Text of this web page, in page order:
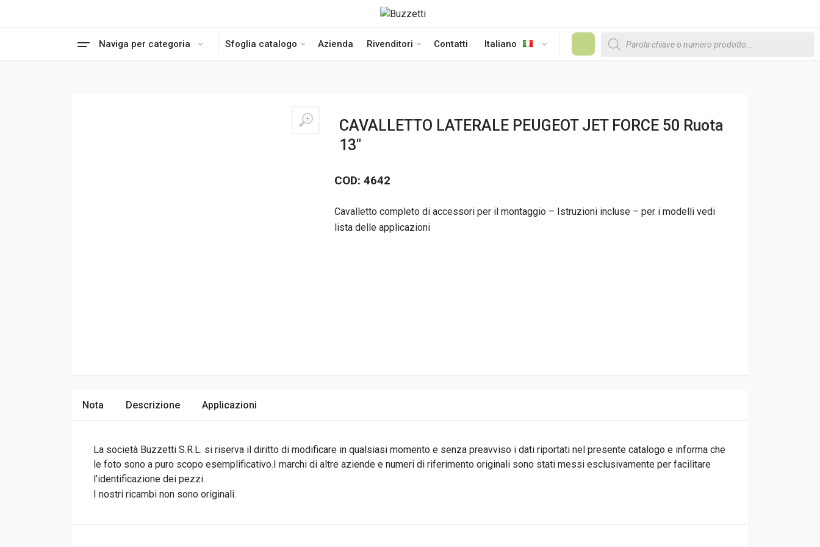
Naviga per categoria Sfoglia catalogo Azienda Rivenditori Contatti Italiano
Products search
CAVALLETTO LATERALE PEUGEOT JET FORCE 50 Ruota
13″
COD: 4642
Cavalletto completo di accessori per il montaggio – Istruzioni incluse – per i modelli vedi
lista delle applicazioni
Nota Descrizione Applicazioni
La società Buzzetti S.R.L. si riserva il diritto di modificare in qualsiasi momento e senza preavviso i dati riportati nel presente catalogo e informa che
le foto sono a puro scopo esemplificativo.I marchi di altre aziende e numeri di riferimento originali sono stati messi esclusivamente per facilitare
l’identificazione dei pezzi.
I nostri ricambi non sono originali.